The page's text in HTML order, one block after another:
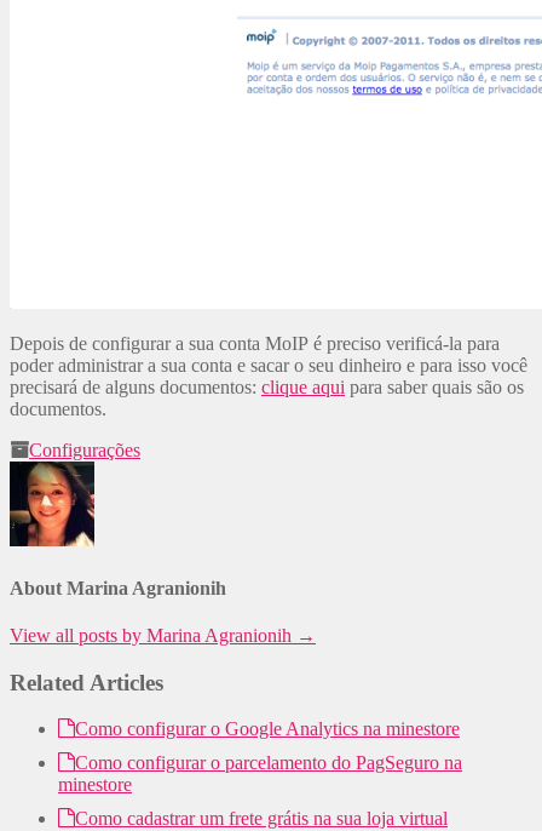
Depois de configurar a sua conta MoIP é preciso verificá-la para
poder administrar a sua conta e sacar o seu dinheiro e para isso você
precisará de alguns documentos: clique aqui para saber quais são os
documentos.
Configurações
About Marina Agranionih
View all posts by Marina Agranionih →
Related Articles
Como configurar o Google Analytics na minestore
Como configurar o parcelamento do PagSeguro na
minestore
Como cadastrar um frete grátis na sua loja virtual